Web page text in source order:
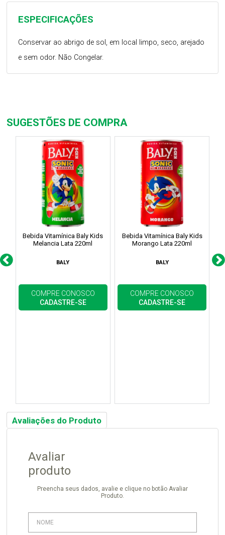
ESPECIFICAÇÕES
Conservar ao abrigo de sol, em local limpo, seco, arejado
e sem odor. Não Congelar.
SUGESTÕES DE COMPRA
Bebida Vitamínica Baly Kids
Melancia Lata 220ml
BALY
COMPRE CONOSCO
CADASTRE-SE
Bebida Vitamínica Baly Kids
Morango Lata 220ml
BALY
COMPRE CONOSCO
CADASTRE-SE
Avaliações do Produto
Avaliar
produto
Preencha seus dados, avalie e clique no botão Avaliar
Produto.